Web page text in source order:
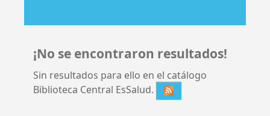
¡No se encontraron resultados!
Sin resultados para ello en el catálogo
Biblioteca Central EsSalud.